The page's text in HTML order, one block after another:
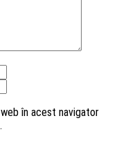
în acest navigator